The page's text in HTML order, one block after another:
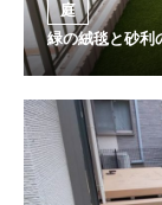
庭
緑の絨毯と砂利